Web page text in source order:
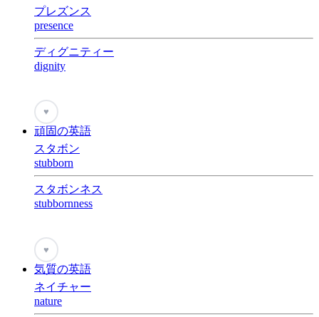
プレズンス
presence
ディグニティー
dignity
♥
頑固の英語
スタボン
stubborn
スタボンネス
stubbornness
♥
気質の英語
ネイチャー
nature